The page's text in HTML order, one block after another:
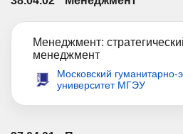
Менеджмент:
менеджмент
Московский гуманитарно-
университет МГЭУ